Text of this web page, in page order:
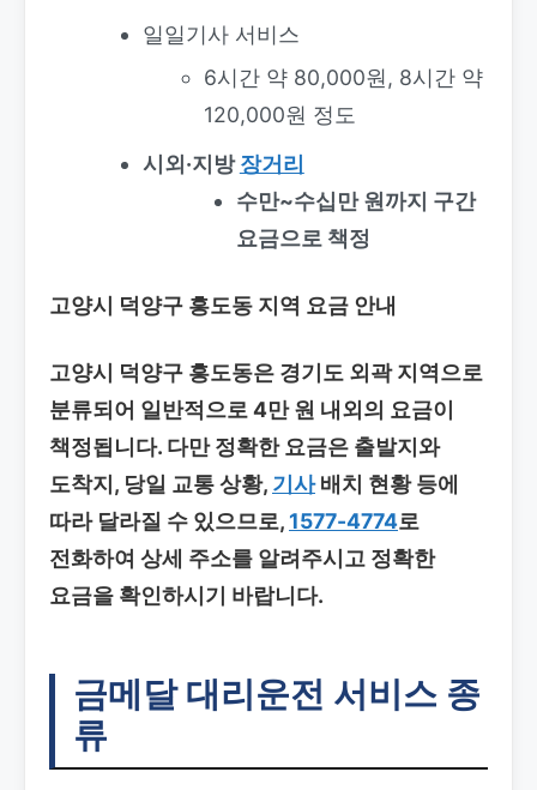
일일기사 서비스
6시간 약 80,000원, 8시간 약
120,000원 정도
시외·지방장거리
수만~수십만 원까지 구간
요금으로 책정
고양시 덕양구 흥도동 지역 요금 안내
고양시 덕양구 흥도동은 경기도 외곽 지역으로
분류되어 일반적으로 4만 원 내외의 요금이
책정됩니다. 다만 정확한 요금은 출발지와
도착지, 당일 교통 상황, 기사배치 현황 등에
따라 달라질 수 있으므로,1577-4774로
전화하여 상세 주소를 알려주시고 정확한
요금을 확인하시기 바랍니다.
금메달 대리운전 서비스 종
류